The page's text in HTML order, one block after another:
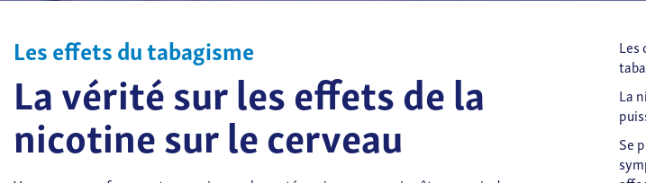
Les effets du tabagisme
La vérité sur les effets de la
nicotine sur le cerveau
Les
La
Se